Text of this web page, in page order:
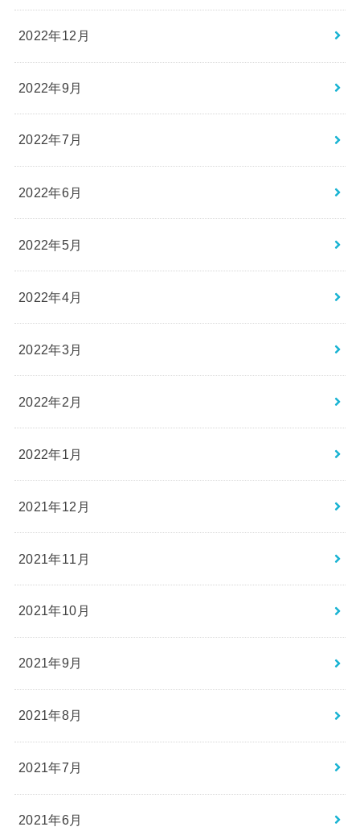
2022年12月
2022年9月
2022年7月
2022年6月
2022年5月
2022年4月
2022年3月
2022年2月
2022年1月
2021年12月
2021年11月
2021年10月
2021年9月
2021年8月
2021年7月
2021年6月